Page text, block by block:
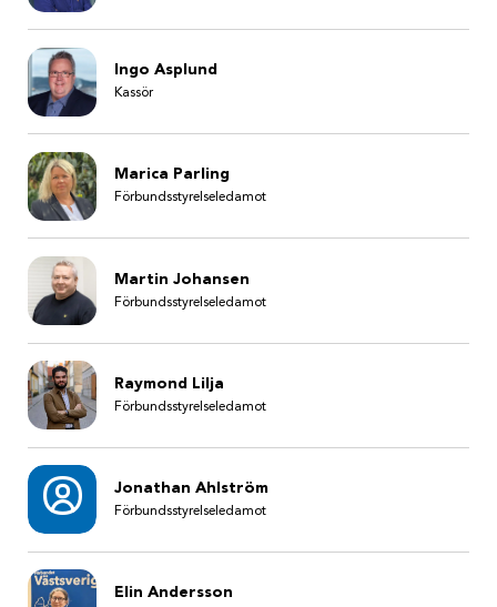
Ingo Asplund
Kassör
Marica Parling
Förbundsstyrelseledamot
Martin Johansen
Förbundsstyrelseledamot
Raymond Lilja
Förbundsstyrelseledamot
Jonathan Ahlström
Förbundsstyrelseledamot
Elin Andersson